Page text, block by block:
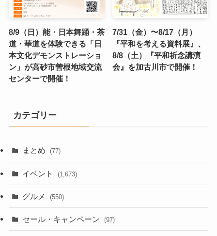
8/9（日）能・日本舞踊・茶
道・華道を体験できる「日
本文化デモンストレーショ
ン」が高砂市曽根地域交流
センターで開催！
7/31（金）〜8/17（月）
『平和を考える資料展』、
8/8（土）『平和祈念講演
会』を加古川市で開催！
カテゴリー
まとめ (77)
イベント (1,673)
グルメ (550)
セール・キャンペーン (97)